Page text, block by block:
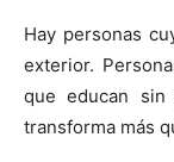
Hay personas
exterior.
que educan sin
transforma más